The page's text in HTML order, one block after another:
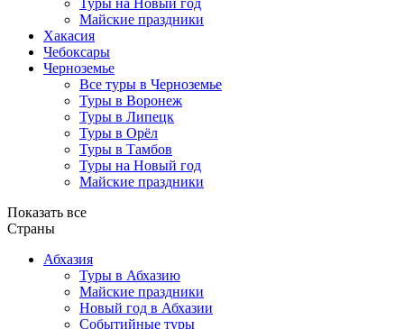
Майские праздники
Хакасия
Чебоксары
Черноземье
Все туры в Черноземье
Туры в Воронеж
Туры в Липецк
Туры в Орёл
Туры в Тамбов
Туры на Новый год
Майские праздники
Показать все
Страны
Абхазия
Туры в Абхазию
Майские праздники
Новый год в Абхазии
Событийные туры